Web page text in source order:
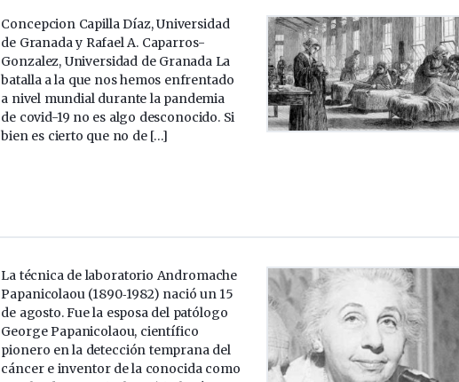
Concepcion Capilla Díaz, Universidad
de Granada y Rafael A. Caparros-
Gonzalez, Universidad de Granada La
batalla a la que nos hemos enfrentado
a nivel mundial durante la pandemia
de covid-19 no es algo desconocido. Si
bien es cierto que no de […]
La técnica de laboratorio Andromache
Papanicolaou (1890‑1982) nació un 15
de agosto. Fue la esposa del patólogo
George Papanicolaou, científico
pionero en la detección temprana del
cáncer e inventor de la conocida como